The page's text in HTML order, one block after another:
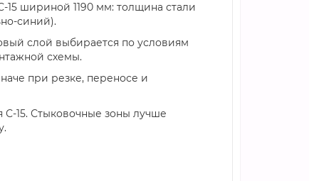
15 шириной 1190 мм: толщина стали
синий).
слой выбирается по условиям
схемы.
при резке, переносе и
С-15. Стыковочные зоны лучше